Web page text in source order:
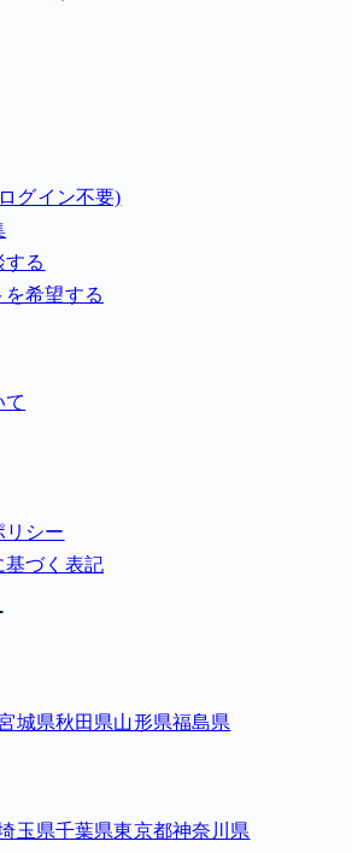
グイン不要)
する
を希望する
て
リシー
基づく表記
城県秋田県山形県福島県
玉県千葉県東京都神奈川県